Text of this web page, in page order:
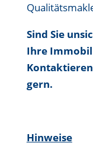
Sind Sie
Ihre
Kontaktieren
gern.
Hinweise